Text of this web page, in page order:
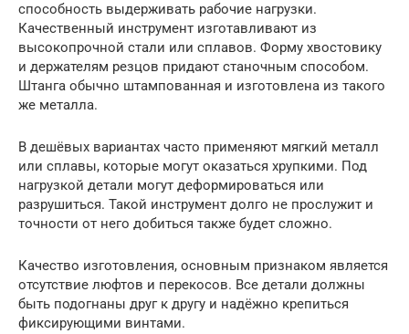
способность выдерживать рабочие нагрузки.
Качественный инструмент изготавливают из
высокопрочной стали или сплавов. Форму хвостовику
и держателям резцов придают станочным способом.
Штанга обычно штампованная и изготовлена из такого
же металла.
В дешёвых вариантах часто применяют мягкий металл
или сплавы, которые могут оказаться хрупкими. Под
нагрузкой детали могут деформироваться или
разрушиться. Такой инструмент долго не прослужит и
точности от него добиться также будет сложно.
Качество изготовления, основным признаком является
отсутствие люфтов и перекосов. Все детали должны
быть подогнаны друг к другу и надёжно крепиться
фиксирующими винтами.